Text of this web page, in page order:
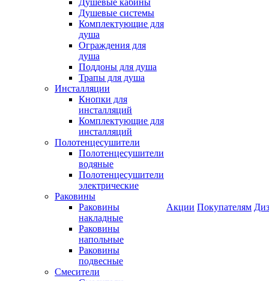
Душевые кабины
Душевые системы
Комплектующие для
душа
Ограждения для
душа
Поддоны для душа
Трапы для душа
Инсталляции
Кнопки для
инсталляций
Комплектующие для
инсталляций
Полотенцесушители
Полотенцесушители
водяные
Полотенцесушители
электрические
Раковины
Раковины
накладные
Раковины
напольные
Раковины
подвесные
Смесители
Акции Покупателям